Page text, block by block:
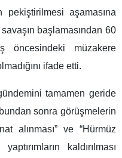
pekiştirilmesi aşamasına
başlamasından 60
öncesindeki müzakere
ifade etti.
tamamen geride
sonra görüşmelerin
alınması” ve “Hürmüz
kaldırılması